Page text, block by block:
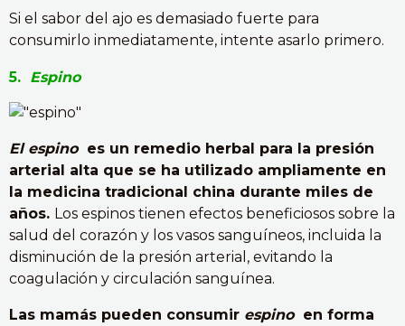
Si el sabor del ajo es demasiado fuerte para
consumirlo inmediatamente, intente asarlo primero.
5. Espino
El espinoes un remedio herbal para la presión
arterial alta que se ha utilizado ampliamente en
la medicina tradicional china durante miles de
años. Los espinos tienen efectos beneficiosos sobre la
salud del corazón y los vasos sanguíneos, incluida la
disminución de la presión arterial, evitando la
coagulación y circulación sanguínea.
Las mamás pueden consumir espinoen forma